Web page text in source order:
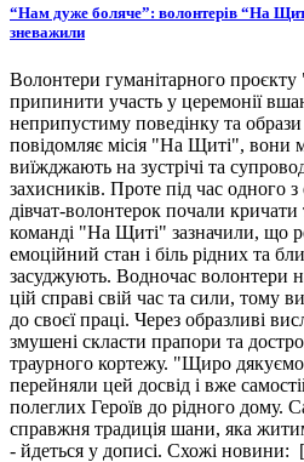
“Нам дуже боляче”: волонтерів “На
зневажили
Волонтери гуманітарного
припинити участь у церемонії
неприпустиму поведінку та
повідомляє місія "На Щиті",
виїжджають на зустрічі та
захисників. Проте під час одного з
дівчат-волонтерок почали
команді "На Щиті" зазначили, що
емоційний стан і біль рідних та
засуджують. Водночас волонтери
цій справі свій час та сили, тому
до своєї праці. Через образливі
змушені скласти прапори та
траурного кортежу. "Щиро дякуємо
перейняли цей досвід і вже
полеглих Героїв до рідного дому.
справжня традиція шани, яка
- йдеться у дописі. Схожі